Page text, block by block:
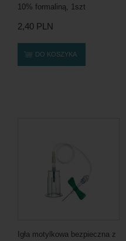
10% formaliną, 1szt
2,40 PLN
DO KOSZYKA
Igła motylkowa bezpieczna z